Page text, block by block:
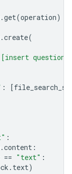
.get(operation)
.create(
[insert
: [
:
.content :
== "text" :
. text)